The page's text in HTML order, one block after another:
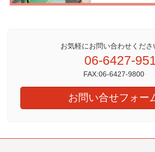
お気軽にお問い合わせくださ
06-6427-
FAX:06-6427-9800
お問い合せフォー